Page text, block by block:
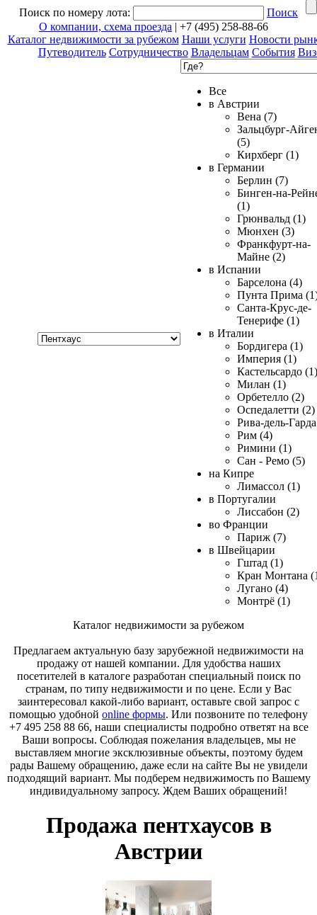
Поиск по номеру лота:
Поиск
О компании, схема проезда | +7 (495) 258-88-66
Каталог недвижимости за рубежом Наши услуги Новости
Путеводитель Сотрудничество Владельцам События
Все
в Австрии
Вена (7)
Зальцбург-
(5)
Кирхберг (1)
в Германии
Берлин (7)
Бинген-на-
(1)
Грюнвальд (1)
Мюнхен (3)
Франкфурт-на-
Майне (2)
в Испании
Барселона (4)
Пунта Прима
Санта-Крус-де-
Тенерифе (1)
в Италии
Бордигера (1)
Империя (1)
Кастельсардо (1)
Милан (1)
Орбетелло (2)
Оспедалетти (2)
Рива-дель-
Рим (4)
Римини (1)
Сан - Ремо (5)
на Кипре
Лимассол (1)
в Португалии
Лиссабон (2)
во Франции
Париж (7)
в Швейцарии
Гштад (1)
Кран Монтана
Лугано (4)
Монтрё (1)
Каталог недвижимости за рубежом
Предлагаем актуальную базу зарубежной недвижимости на
продажу от нашей компании. Для удобства наших
посетителей в каталоге разработан специальный поиск по
странам, по типу недвижимости и по цене. Если у Вас
заинтересовал какой-либо вариант, оставьте свой запрос с
помощью удобной online формы. Или позвоните по телефону
+7 495 258 88 66, наши специалисты подробно ответят на все
Ваши вопросы. Соблюдая пожелания владельцев, мы не
выставляем многие эксклюзивные объекты, поэтому будем
рады Вашему обращению, даже если на сайте Вы не увидели
подходящий вариант. Мы подберем недвижимость по Вашему
индивидуальному запросу. Ждем Ваших обращений!
Продажа пентхаусов в
Австрии